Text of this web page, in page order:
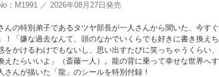
：M1991 ／ 2026年08月27日発売
んの特別弟子であるタツヤ部長が一人さんから聞いた、今すぐ
！「嫌な過去なんて、頭のなかでいくらでも好きに書き換えち
かけるわけでもないし、思い出すたびに笑っちゃうくらい、
えたらいいよ」（斎藤一人）。龍の背に乗って幸せな世界へす
さんが描いた「龍」のシールを特別付録！